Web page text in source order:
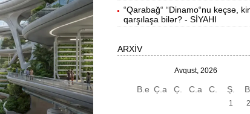
özümüzük“ -
Qurban
11:52
Boşandıqdan sonra əmlak
Yeni hərbi obyektlər
Nəsimidə tikinti qalmaqalı:
“Qarabağ“ “Dinamo“nu keçsə,
qarşılaşa bilər? - SİYAHI
ARXİV
Avqust, 2026
B.e Ç.a Ç. C.a C. Ş. B.
1 2